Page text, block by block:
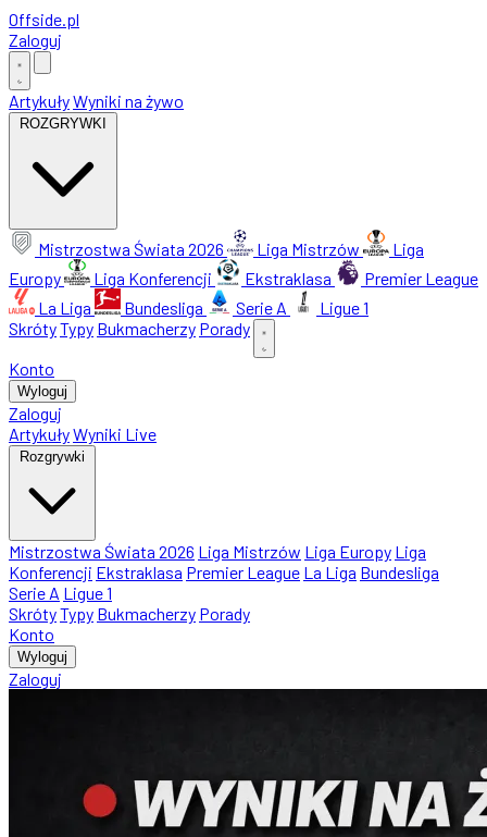
Offside.pl
Zaloguj
ArtykułyWyniki na żywo
ROZGRYWKI
Mistrzostwa Świata 2026 Liga Mistrzów
Liga
Europy
Liga Konferencji Ekstraklasa
Premier League
La Liga
Bundesliga Serie A
Ligue 1
SkrótyTypy Bukmacherzy Porady
Konto
Wyloguj
Zaloguj
ArtykułyWyniki Live
Rozgrywki
Mistrzostwa Świata 2026 Liga Mistrzów Liga Europy Liga
Konferencji Ekstraklasa Premier League La Liga Bundesliga
Serie A Ligue 1
SkrótyTypy Bukmacherzy Porady
Konto
Wyloguj
Zaloguj